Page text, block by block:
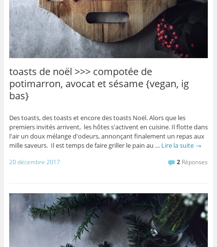
toasts de noël >>> compotée de
potimarron, avocat et sésame {vegan, ig
bas}
Des toasts, des toasts et encore des toasts Noël. Alors que les
premiers invités arrivent, les hôtes s'activent en cuisine. Il flotte dans
l'air un doux mélange d'odeurs, annonçant finalement un repas aux
mille saveurs. Il est temps de faire griller le pain au … Lire la suite →
20 décembre 2017 2 Réponses